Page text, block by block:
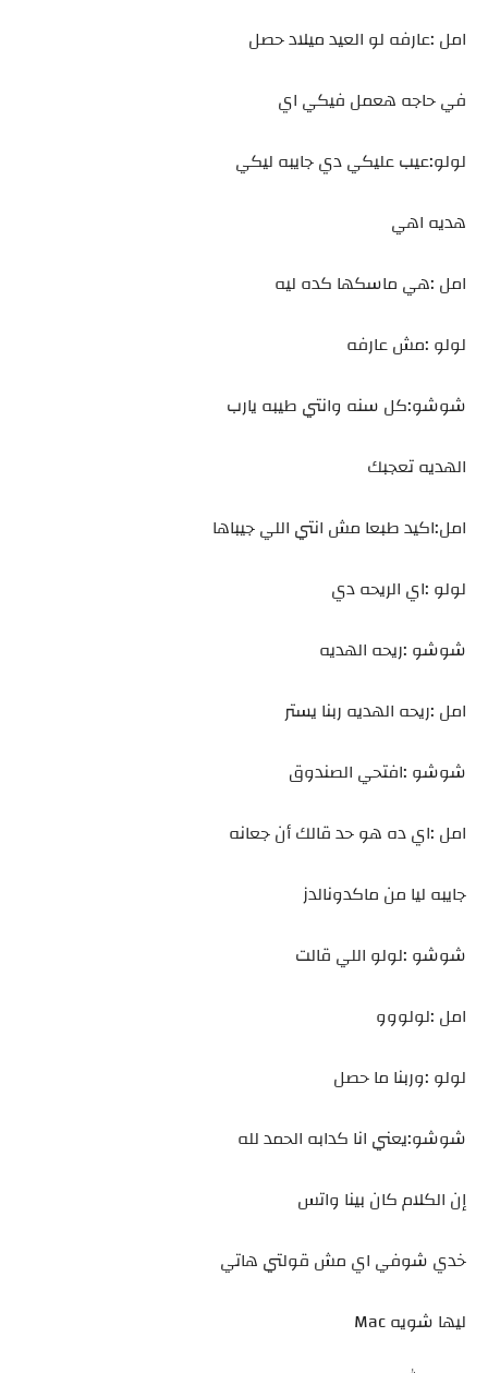
امل :عارفه لو العيد ميلاد حصل
في حاجه هعمل فيكي اي
لولو:عيب عليكي دي جايبه ليكي
هديه اهي
امل :هي ماسكها كده ليه
لولو :مش عارفه
شوشو:كل سنه وانتي طيبه يارب
الهديه تعجبك
امل:اكيد طبعا مش انتي اللي جيباها
لولو :اي الريحه دي
شوشو :ريحه الهديه
امل :ريحه الهديه ربنا يستر
شوشو :افتحي الصندوق
امل :اي ده هو حد قالك أن جعانه
جايبه ليا من ماكدونالدز
شوشو :لولو اللي قالت
امل :لولووو
لولو :وربنا ما حصل
شوشو:يعني انا كدابه الحمد لله
إن الكلام كان بينا واتس
خدي شوفي اي مش قولتي هاتي
ليها شويه Mac